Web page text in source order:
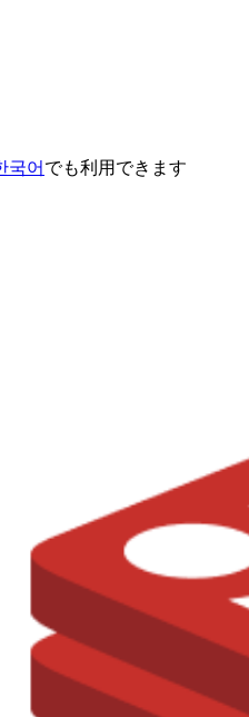
국어 でも利用できます